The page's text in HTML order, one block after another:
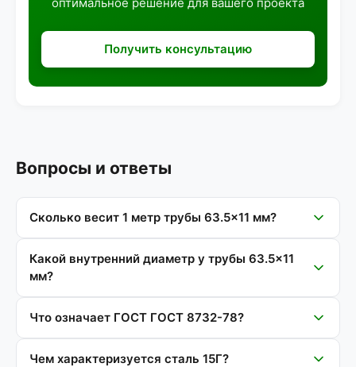
Получить консультацию
Вопросы и ответы
Сколько весит 1 метр трубы 63.5×11 мм?
Какой внутренний диаметр у трубы 63.5×11
мм?
Что означает ГОСТ ГОСТ 8732-78?
Чем характеризуется сталь 15Г?